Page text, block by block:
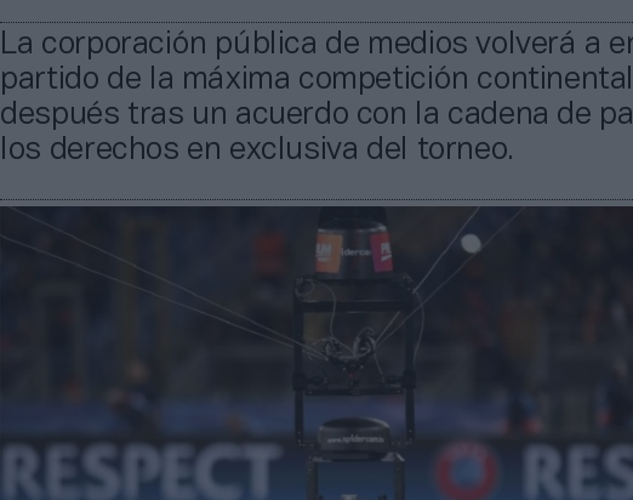
La corporación pública de medios volverá a
partido de la máxima competición
después tras un acuerdo con la cadena de
los derechos en exclusiva del torneo.